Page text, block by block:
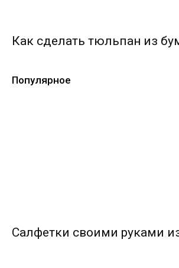
Как сделать тюльпан из
Популярное
Салфетки своими руками